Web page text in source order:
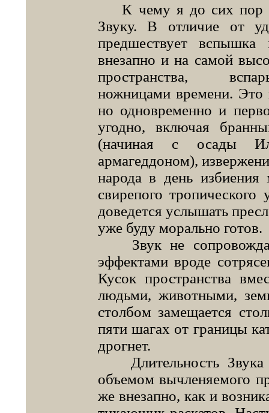
К чему я до сих пор
Звуку. В отличие от
предшествует вспышка
внезапно и на самой
пространства,
ножницами времени. Это
но одновременно и
угодно, включая
(начиная с осады
армагеддоном),
народа в день избиения
свирепого тропического
доведется услышать
уже буду морально готов.
Звук не
эффектами вроде
Ку­сок пространства
людь­ми, животными,
стол­бом замещается
пяти шагах от границы
дрогнет.
Длительность Звука
объемом вычленяемого
же внезапно, как и